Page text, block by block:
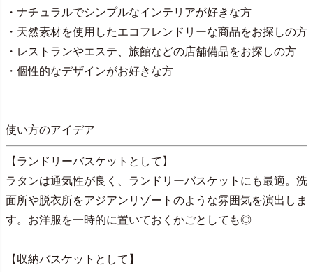
・ナチュラルでシンプルなインテリアが好きな方
・天然素材を使用したエコフレンドリーな商品をお探しの方
・レストランやエステ、旅館などの店舗備品をお探しの方
・個性的なデザインがお好きな方
使い方のアイデア
【ランドリーバスケットとして】
ラタンは通気性が良く、ランドリーバスケットにも最適。洗
面所や脱衣所をアジアンリゾートのような雰囲気を演出しま
す。お洋服を一時的に置いておくかごとしても◎
【収納バスケットとして】